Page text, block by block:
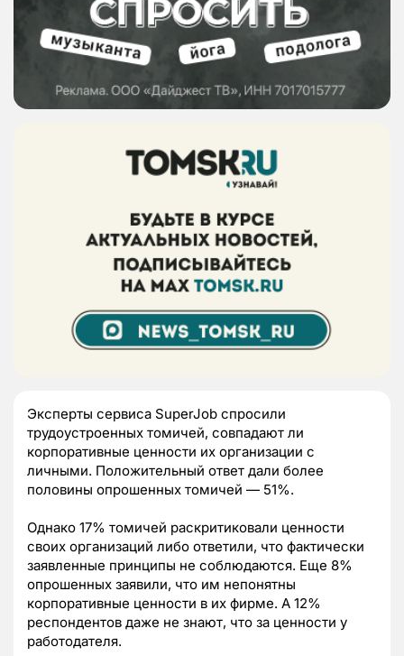
Эксперты сервиса SuperJob спросили
трудоустроенных томичей, совпадают ли
корпоративные ценности их организации с
личными. Положительный ответ дали более
половины опрошенных томичей — 51%.
Однако 17% томичей раскритиковали ценности
своих организаций либо ответили, что фактически
заявленные принципы не соблюдаются. Еще 8%
опрошенных заявили, что им непонятны
корпоративные ценности в их фирме. А 12%
респондентов даже не знают, что за ценности у
работодателя.